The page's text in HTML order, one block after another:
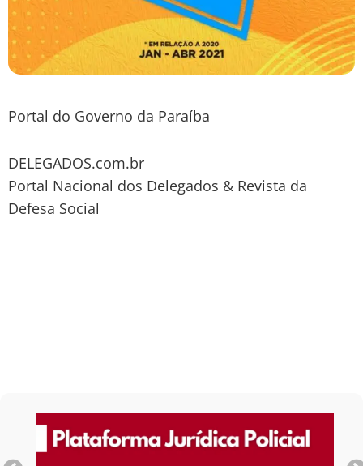
Portal do Governo da Paraíba
DELEGADOS.com.br
Portal Nacional dos Delegados & Revista da
Defesa Social